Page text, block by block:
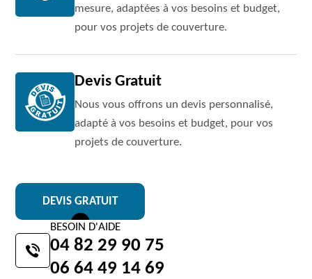
mesure, adaptées à vos besoins et budget,
pour vos projets de couverture.
Devis Gratuit
Nous vous offrons un devis personnalisé,
adapté à vos besoins et budget, pour vos
projets de couverture.
DEVIS GRATUIT
BESOIN D'AIDE
04 82 29 90 75
06 64 49 14 69